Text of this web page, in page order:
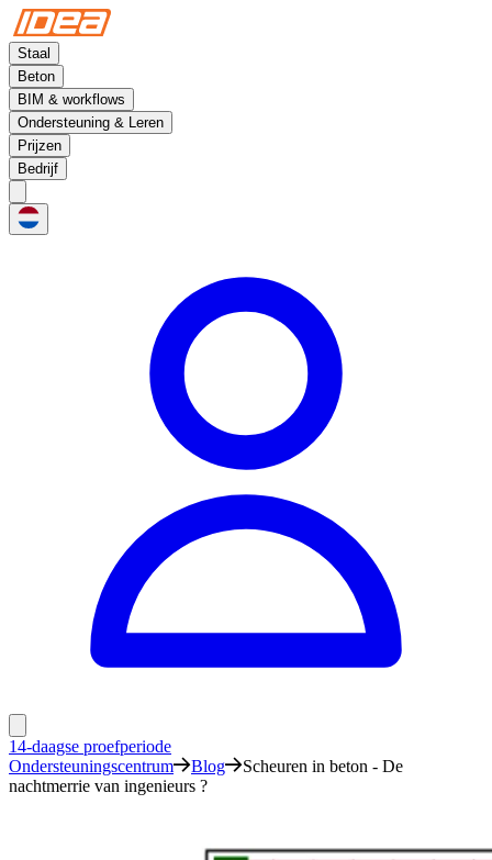
Staal
Beton
BIM & workflows
Ondersteuning & Leren
Prijzen
Bedrijf
14-daagse proefperiode
Ondersteuningscentrum
Blog
Scheuren in beton - De
nachtmerrie van ingenieurs ?